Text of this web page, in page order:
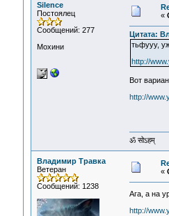
Silence
Постоялец
Сообщений: 277
Мохини
«
Цитата:
тьфууу,
http://
Вот
http://
ॐ सोऽहम्
Владимир Травка
Ветеран
Сообщений: 1238
«
Ага, а на
http://